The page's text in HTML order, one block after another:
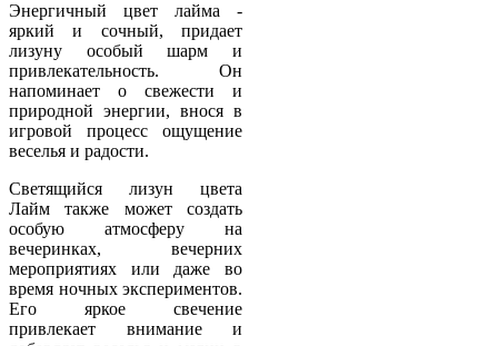
Энергичный цвет лайма -
яркий и сочный, придает
лизуну особый шарм и
привлекательность. Он
напоминает о свежести и
природной энергии, внося в
игровой процесс ощущение
веселья и радости.
Светящийся лизун цвета
Лайм также может создать
особую атмосферу на
вечеринках, вечерних
мероприятиях или даже во
время ночных экспериментов.
Его яркое свечение
привлекает внимание и